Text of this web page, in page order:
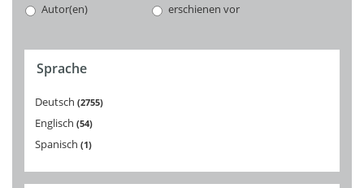
Autor(en)
erschienen vor
Sprache
Deutsch 2755
Englisch 54
Spanisch 1